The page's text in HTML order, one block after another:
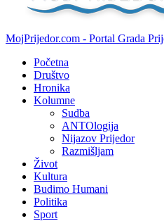
MojPrijedor.com - Portal Grada
Početna
Društvo
Hronika
Kolumne
Sudba
ANTOlogija
Nijazov Prijedor
Razmišljam
Život
Kultura
Budimo Humani
Politika
Sport